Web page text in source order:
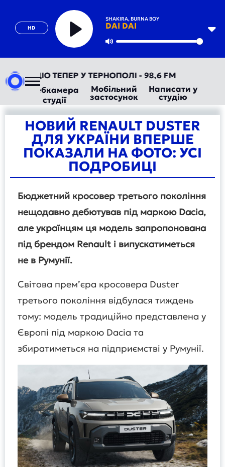
HD
SHAKIRA, BURNA BOY
DAI DAI
Play
ТЕПЕР У ТЕРНОПОЛІ - 98,6 FM
Вебкамера
студії
Мобільний
застосунок
Написати у
студію
НОВИЙ RENAULT DUSTER
ДЛЯ УКРАЇНИ ВПЕРШЕ
ПОКАЗАЛИ НА ФОТО: УСІ
ПОДРОБИЦІ
Бюджетний кросовер третього покоління
нещодавно дебютував під маркою Dacia,
але українцям ця модель запропонована
під брендом Renault і випускатиметься
не в Румунії.
Світова прем’єра кросовера Duster
третього покоління відбулася тиждень
тому: модель традиційно представлена у
Європі під маркою Dacia та
збиратиметься на підприємстві у Румунії.